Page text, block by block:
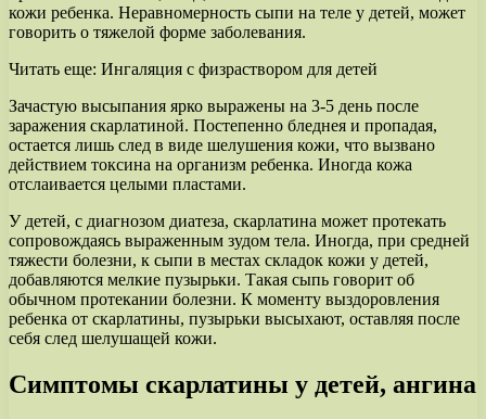
кожи ребенка. Неравномерность сыпи на теле у детей, может
говорить о тяжелой форме заболевания.
Читать еще: Ингаляция с физраствором для детей
Зачастую высыпания ярко выражены на 3-5 день после
заражения скарлатиной. Постепенно бледнея и пропадая,
остается лишь след в виде шелушения кожи, что вызвано
действием токсина на организм ребенка. Иногда кожа
отслаивается целыми пластами.
У детей, с диагнозом диатеза, скарлатина может протекать
сопровождаясь выраженным зудом тела. Иногда, при средней
тяжести болезни, к сыпи в местах складок кожи у детей,
добавляются мелкие пузырьки. Такая сыпь говорит об
обычном протекании болезни. К моменту выздоровления
ребенка от скарлатины, пузырьки высыхают, оставляя после
себя след шелушащей кожи.
Симптомы скарлатины у детей, ангина